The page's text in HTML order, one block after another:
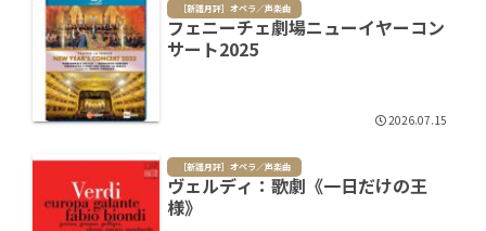
［新譜月評］オペラ／声楽曲
フェニーチェ劇場ニューイヤーコン
サート2025
2026.07.15
［新譜月評］オペラ／声楽曲
ヴェルディ：歌劇《一日だけの王
様》